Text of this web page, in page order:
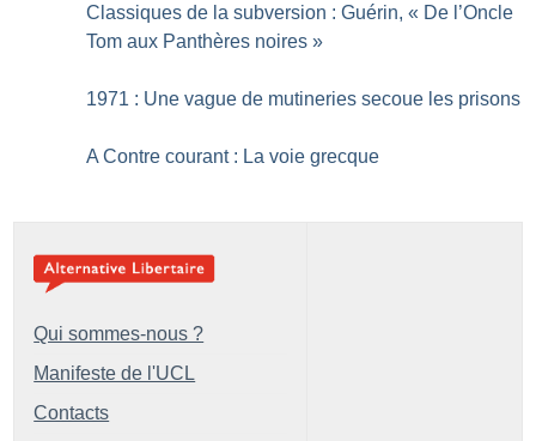
Classiques de la subversion : Guérin, « De l’Oncle
Tom aux Panthères noires »
1971 : Une vague de mutineries secoue les prisons
A Contre courant : La voie grecque
Qui sommes-nous ?
Manifeste de l'UCL
Contacts